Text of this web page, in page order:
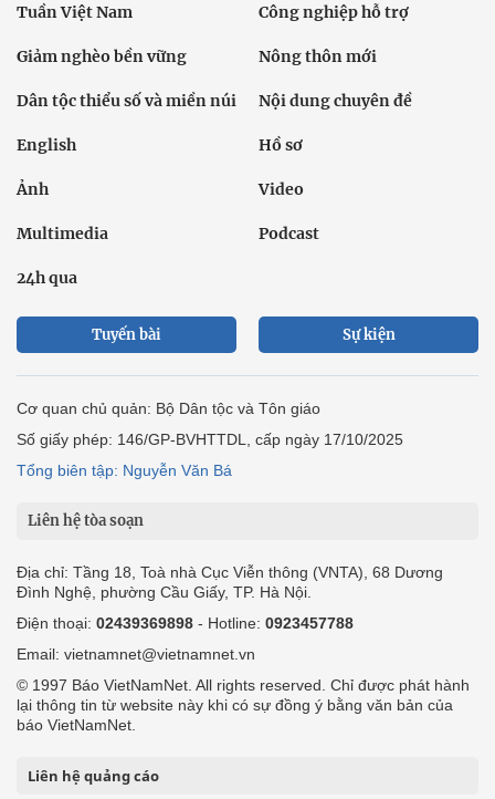
Tuần Việt Nam Công nghiệp hỗ trợ
Giảm nghèo bền vững Nông thôn mới
Dân tộc thiểu số và miền núi Nội dung chuyên đề
English Hồ sơ
Ảnh Video
Multimedia Podcast
24h qua
Tuyến bài Sự kiện
Cơ quan chủ quản: Bộ Dân tộc và Tôn giáo
Số giấy phép: 146/GP-BVHTTDL, cấp ngày 17/10/2025
Tổng biên tập: Nguyễn Văn Bá
Liên hệ tòa soạn
Địa chỉ: Tầng 18, Toà nhà Cục Viễn thông (VNTA), 68 Dương
Đình Nghệ, phường Cầu Giấy, TP. Hà Nội.
Điện thoại: 02439369898 - Hotline: 0923457788
Email: vietnamnet@vietnamnet.vn
© 1997 Báo VietNamNet. All rights reserved. Chỉ được phát hành
lại thông tin từ website này khi có sự đồng ý bằng văn bản của
báo VietNamNet.
Liên hệ quảng cáo